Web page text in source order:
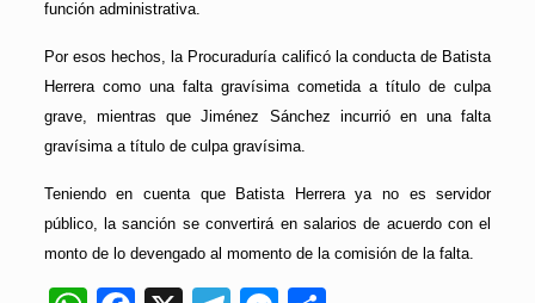
función administrativa.
Por esos hechos, la Procuraduría calificó la conducta de Batista
Herrera como una falta gravísima cometida a título de culpa
grave, mientras que Jiménez Sánchez incurrió en una falta
gravísima a título de culpa gravísima.
Teniendo en cuenta que Batista Herrera ya no es servidor
público, la sanción se convertirá en salarios de acuerdo con el
monto de lo devengado al momento de la comisión de la falta.